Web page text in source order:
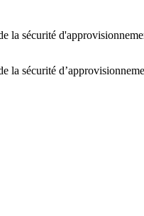
sécurité
sécurité